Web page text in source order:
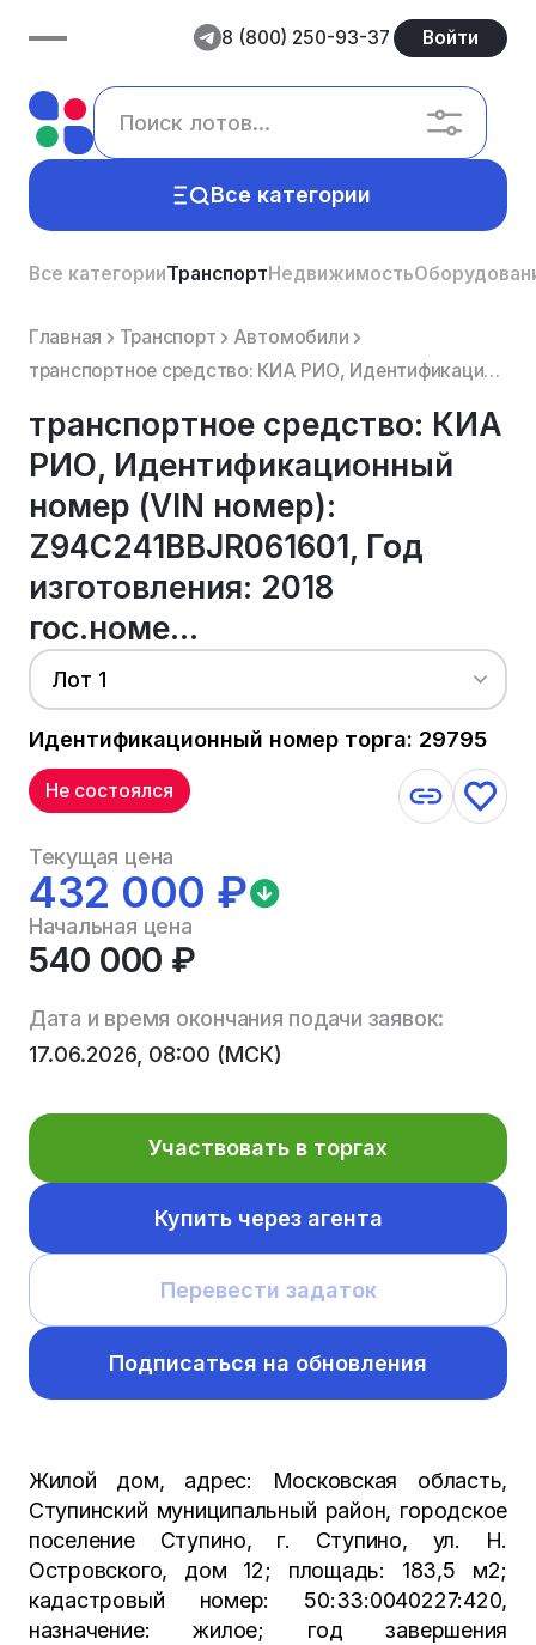
8 (800) 250-93-37 Войти
Все категории
Все категорииТранспортНедвижимость
Главная Транспорт
Автомобили
транспортное средство: КИА РИО, Идентификационный номер (VIN номер): Z94C241BBJR061601, Год изготов...
транспортное средство: КИА
РИО, Идентификационный
номер (VIN номер):
Z94C241BBJR061601, Год
изготовления: 2018
гос.номе...
Лот 1
Идентификационный номер торга: 29795
Не состоялся
Текущая цена
432 000 ₽
Начальная цена
540 000 ₽
Дата и время окончания подачи заявок:
17.06.2026, 08:00 (МСК)
Участвовать в торгах
Купить через агента
Перевести задаток
Подписаться на обновления
Жилой дом, адрес: Московская область,
Ступинский муниципальный район, городское
поселение Ступино, г. Ступино, ул. Н.
Островского, дом 12; площадь: 183,5 м2;
кадастровый номер: 50:33:0040227:420,
назначение: жилое; год завершения